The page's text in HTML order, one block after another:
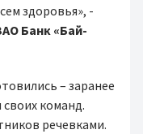
здоровья», -
Банк «Бай-
– заранее
команд.
речевками.